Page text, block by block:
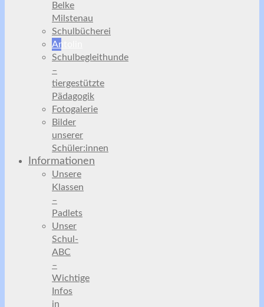
Belke
Milstenau
Schulbücherei
Antolin
Schulbegleithunde
–
tiergestützte
Pädagogik
Fotogalerie
Bilder
unserer
Schüler:innen
Informationen
Unsere
Klassen
–
Padlets
Unser
Schul-
ABC
–
Wichtige
Infos
in